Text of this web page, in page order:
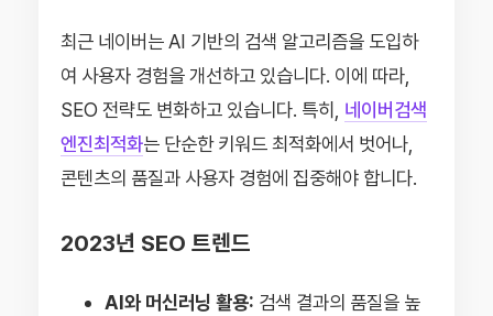
최근 네이버는 AI 기반의 검색 알고리즘을 도입하
여 사용자 경험을 개선하고 있습니다. 이에 따라,
SEO 전략도 변화하고 있습니다. 특히, 네이버검색
엔진최적화는 단순한 키워드 최적화에서 벗어나,
콘텐츠의 품질과 사용자 경험에 집중해야 합니다.
2023년 SEO 트렌드
AI와 머신러닝 활용: 검색 결과의 품질을 높